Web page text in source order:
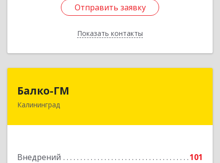
Отправить заявку
Показать контакты
Отправить заявку
Назад
Балко-ГМ
Калининград
Внедрений
101
236022, Калининградская обл, Калининград г,